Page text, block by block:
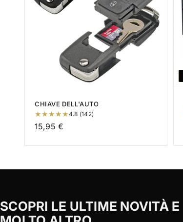
CHIAVE DELL'AUTO
4.8 (142)
Prezzo
15,95 €
SCOPRI LE ULTIME NOVITÀ E